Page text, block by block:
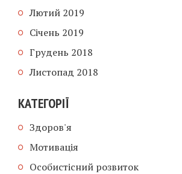
Лютий 2019
Січень 2019
Грудень 2018
Листопад 2018
КАТЕГОРІЇ
Здоров'я
Мотивація
Особистісний розвиток